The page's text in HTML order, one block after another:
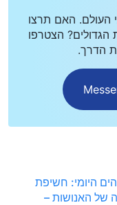
העולם. האם תרצו
הגדולים? הצטרפו
הדרך.
היומי: חשיפת
של האנושות –